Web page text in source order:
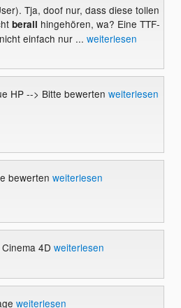
Tja, doof nur, dass diese tollen
berall hingehören, wa? Eine TTF-
einfach nur ... weiterlesen
HP --> Bitte bewerten weiterlesen
bewerten weiterlesen
4D weiterlesen
weiterlesen